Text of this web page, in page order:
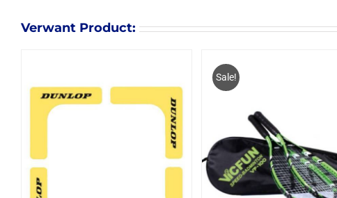
Verwant Product:
Sale!